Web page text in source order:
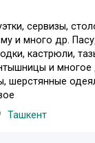
сервизы,
и много др.
кастрюли,
и многое
шерстянные
Ташкент